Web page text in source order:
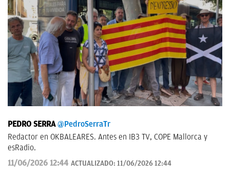
PEDRO SERRA @PedroSerraTr
Redactor en OKBALEARES. Antes en IB3 TV, COPE Mallorca y
esRadio.
11/06/2026 12:44 ACTUALIZADO: 11/06/2026 12:44